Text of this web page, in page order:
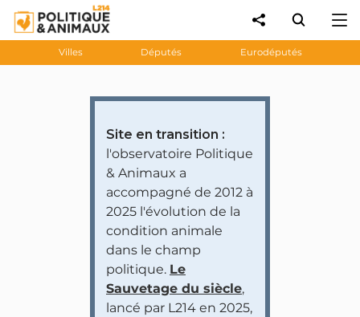
Villes Députés Eurodéputés
Site en transition :
l'observatoire Politique
& Animaux a
accompagné de 2012 à
2025 l'évolution de la
condition animale
dans le champ
politique. Le
Sauvetage du siècle,
lancé par L214 en 2025,